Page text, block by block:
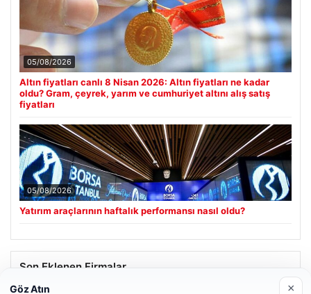
05/08/2026
Altın fiyatları canlı 8 Nisan 2026: Altın fiyatları ne kadar
oldu? Gram, çeyrek, yarım ve cumhuriyet altını alış satış
fiyatları
05/08/2026
Yatırım araçlarının haftalık performansı nasıl oldu?
Son Eklenen Firmalar
Göz Atın ×